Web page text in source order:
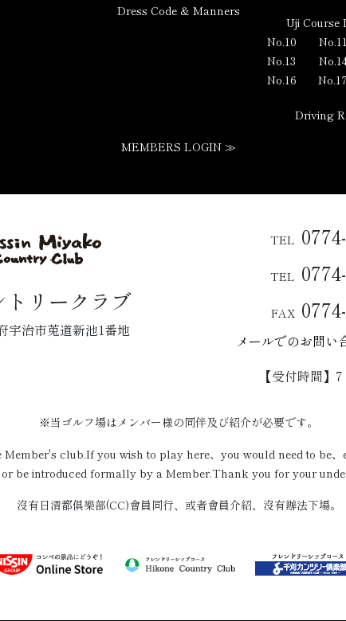
Dress Code & Manners
Uji Course
No.10
No.11
No.13
No.16
No.17
Driving
MEMBERS LOGIN ≫
リークラブ
宇治市莵道新池1番地
TEL
TEL
FAX
メールでのお問い
【受付時間】
※当ゴルフ場はメンバー様の同伴及び紹介が必要です。
club.If you wish to play here、you would need to be
be introduced formally by a Member.Thank you for your
沒有日清都俱樂部(CC)會員同行、或者會員介紹、沒有辦法下場。